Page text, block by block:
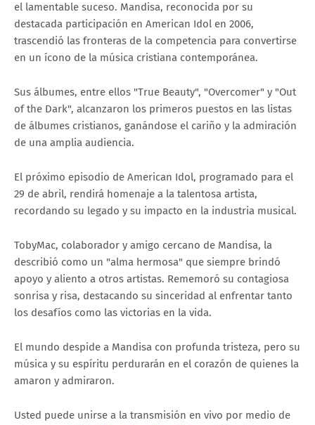
el lamentable suceso. Mandisa, reconocida por su
destacada participación en American Idol en 2006,
trascendió las fronteras de la competencia para convertirse
en un ícono de la música cristiana contemporánea.
Sus álbumes, entre ellos "True Beauty", "Overcomer" y "Out
of the Dark", alcanzaron los primeros puestos en las listas
de álbumes cristianos, ganándose el cariño y la admiración
de una amplia audiencia.
El próximo episodio de American Idol, programado para el
29 de abril, rendirá homenaje a la talentosa artista,
recordando su legado y su impacto en la industria musical.
TobyMac, colaborador y amigo cercano de Mandisa, la
describió como un "alma hermosa" que siempre brindó
apoyo y aliento a otros artistas. Rememoró su contagiosa
sonrisa y risa, destacando su sinceridad al enfrentar tanto
los desafíos como las victorias en la vida.
El mundo despide a Mandisa con profunda tristeza, pero su
música y su espíritu perdurarán en el corazón de quienes la
amaron y admiraron.
Usted puede unirse a la transmisión en vivo por medio de